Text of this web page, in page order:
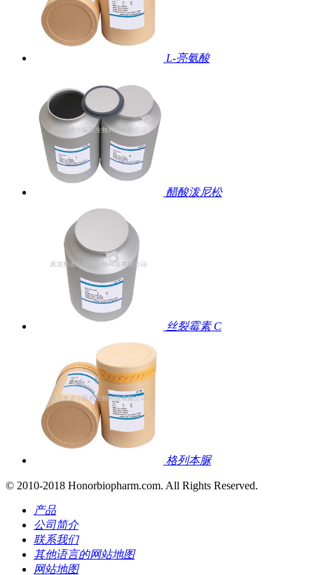
L-亮氨酸
醋酸泼尼松
丝裂霉素 C
格列本脲
© 2010-2018 Honorbiopharm.com. All Rights Reserved.
产品
公司简介
联系我们
其他语言的网站地图
网站地图